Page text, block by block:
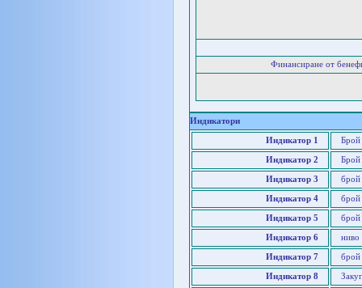
Финансиране от
Индикатори
Индикатор 1 Брой
Индикатор 2
Индикатор 3 брой
Индикатор 4 брой
Индикатор 5 брой
Индикатор 6 ниво
Индикатор 7 брой
Индикатор 8